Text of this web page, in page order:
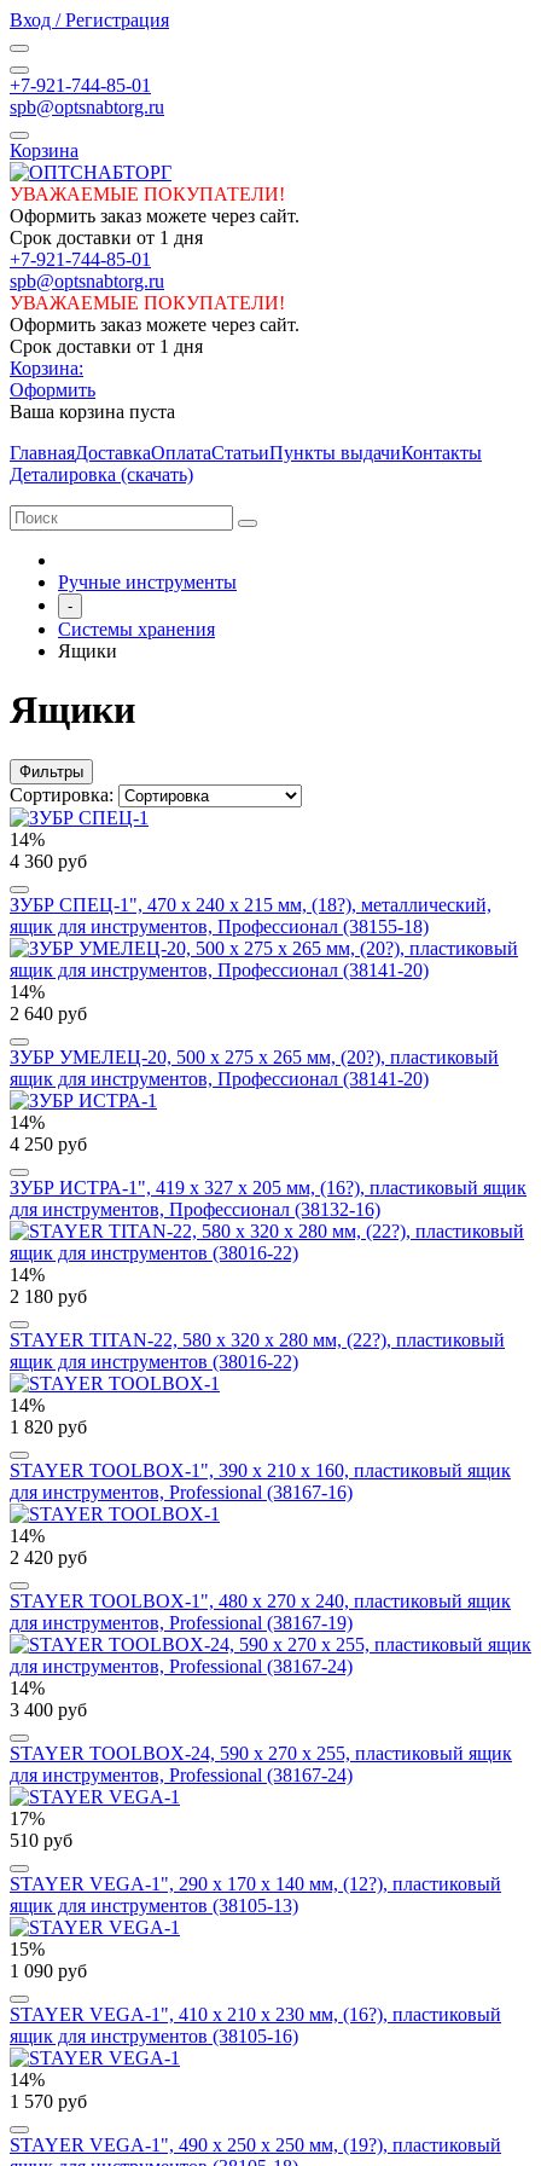
Вход / Регистрация
+7-921-744-85-01
spb@optsnabtorg.ru
Корзина
УВАЖАЕМЫЕ ПОКУПАТЕЛИ!
Оформить заказ можете через сайт.
Срок доставки от 1 дня
+7-921-744-85-01
spb@optsnabtorg.ru
УВАЖАЕМЫЕ ПОКУПАТЕЛИ!
Оформить заказ можете через сайт.
Срок доставки от 1 дня
Корзина:
Оформить
Ваша корзина пуста
ГлавнаяДоставкаОплатаСтатьиПункты выдачиКонтакты
Деталировка (скачать)
Ручные инструменты
-
Системы хранения
Ящики
Ящики
Фильтры
Сортировка:
14%
4 360 руб
ЗУБР СПЕЦ-1", 470 x 240 x 215 мм, (18?), металлический,
ящик для инструментов, Профессионал (38155-18)
14%
2 640 руб
ЗУБР УМЕЛЕЦ-20, 500 x 275 x 265 мм, (20?), пластиковый
ящик для инструментов, Профессионал (38141-20)
14%
4 250 руб
ЗУБР ИСТРА-1", 419 х 327 х 205 мм, (16?), пластиковый ящик
для инструментов, Профессионал (38132-16)
14%
2 180 руб
STAYER TITAN-22, 580 x 320 x 280 мм, (22?), пластиковый
ящик для инструментов (38016-22)
14%
1 820 руб
STAYER TOOLBOX-1", 390 х 210 х 160, пластиковый ящик
для инструментов, Professional (38167-16)
14%
2 420 руб
STAYER TOOLBOX-1", 480 х 270 х 240, пластиковый ящик
для инструментов, Professional (38167-19)
14%
3 400 руб
STAYER TOOLBOX-24, 590 х 270 х 255, пластиковый ящик
для инструментов, Professional (38167-24)
17%
510 руб
STAYER VEGA-1", 290 x 170 x 140 мм, (12?), пластиковый
ящик для инструментов (38105-13)
15%
1 090 руб
STAYER VEGA-1", 410 x 210 x 230 мм, (16?), пластиковый
ящик для инструментов (38105-16)
14%
1 570 руб
STAYER VEGA-1", 490 х 250 х 250 мм, (19?), пластиковый